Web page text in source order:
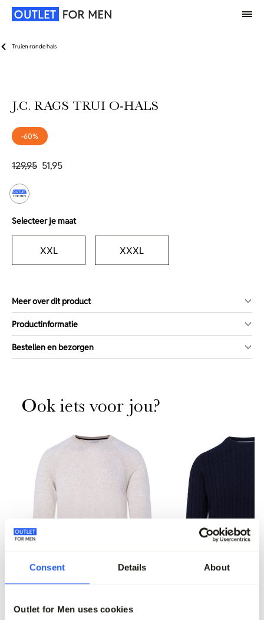
Consent Details About
Outlet for Men uses cookies
Truien ronde hals
J.C. RAGS TRUI O-HALS
-60%
129,95 51,95
Selecteer je maat
XXL XXXL
Meer over dit product
Productinformatie
Bestellen en bezorgen
Ook iets voor jou?
-70%
J.C. RAGS Trui O-hals